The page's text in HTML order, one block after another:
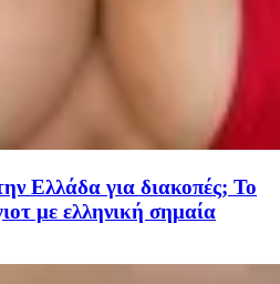
Ελλάδα για διακοπές; Το
με ελληνική σημαία